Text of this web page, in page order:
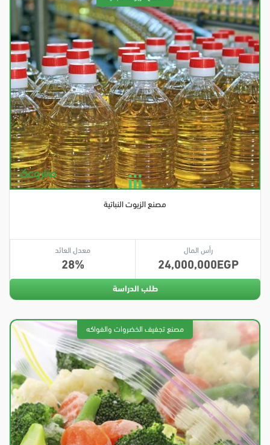
مصنع الزيوت النباتية
رأس المال
24,000,000
معدل العائد
28
طلب الدراسة